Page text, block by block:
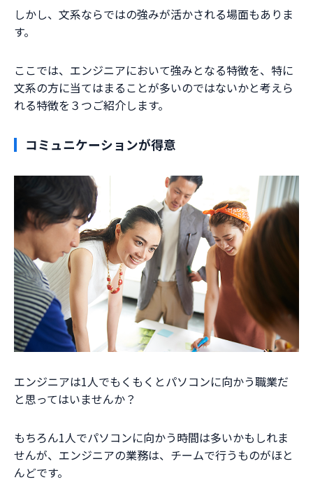
しかし、文系ならではの強みが活かされる場面もありま
す。
ここでは、エンジニアにおいて強みとなる特徴を、特に
文系の方に当てはまることが多いのではないかと考えら
れる特徴を３つご紹介します。
コミュニケーションが得意
エンジニアは1人でもくもくとパソコンに向かう職業だ
と思ってはいませんか？
もちろん1人でパソコンに向かう時間は多いかもしれま
せんが、エンジニアの業務は、チームで行うものがほと
んどです。